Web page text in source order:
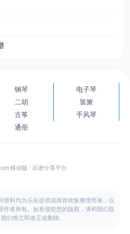
钢琴
电子琴
二胡
笛箫
古筝
手风琴
通俗
移动版 · 乐谱分享平台
资料均为乐友提供或推荐收集整理而来，仅
作者所有。如有侵犯您的版权，请和我们取
们将立即改正或删除。